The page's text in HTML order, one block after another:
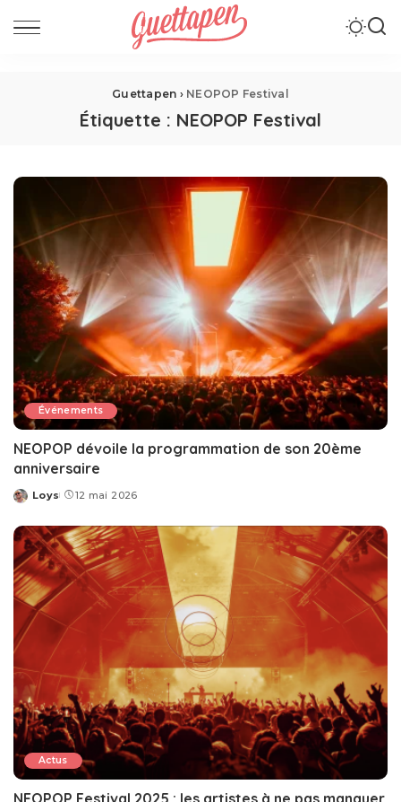
Guettapen › NEOPOP Festival
Étiquette : NEOPOP Festival
Événements
NEOPOP dévoile la programmation de son 20ème
anniversaire
Posted
Loys 12 mai 2026
Actus
NEOPOP Festival 2025 : les artistes à ne pas manquer